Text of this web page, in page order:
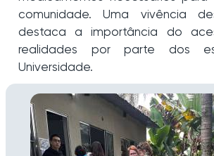
comunidade. Uma vivência
destaca a importância do
realidades por parte dos
Universidade.